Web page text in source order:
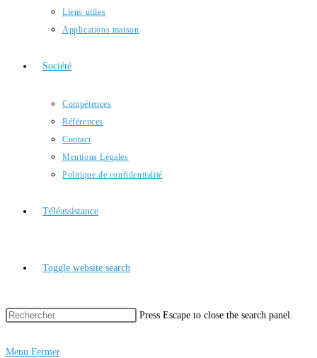
Liens utiles
Applications maison
Société
Compétences
Références
Contact
Mentions Légales
Politique de confidentialité
Téléassistance
Toggle website search
Press Escape to close the search panel.
Menu Fermer